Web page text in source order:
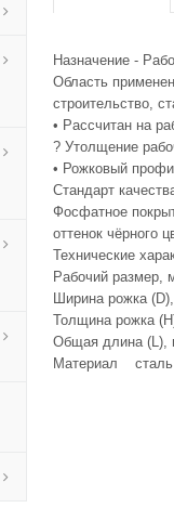
Назначение -
Область
строительство,
• Расcчитан на
? Утолщение
• Рожковый
Cтандарт
Фосфатное
оттенок чёрного
Технические
Рабочий размер,
Ширина рожка
Толщина рожка
Общая длина (L),
Материал сталь